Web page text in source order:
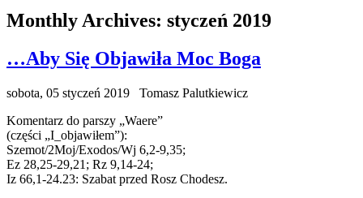
Monthly Archives: styczeń 2019
…Aby Się Objawiła Moc Boga
sobota, 05 styczeń 2019
Tomasz Palutkiewicz
Komentarz do parszy „Waere”
(części „I_objawiłem”):
Szemot/2Moj/Exodos/Wj 6,2-9,35;
Ez 28,25-29,21; Rz 9,14-24;
Iz 66,1-24.23: Szabat przed Rosz Chodesz.